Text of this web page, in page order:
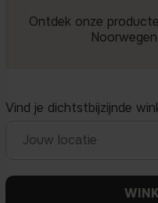
Ontdek onze
Vind je dichtstbijzijnde